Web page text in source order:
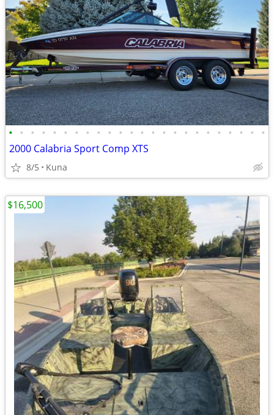
• • • • • • • • • • • • • • • • • • • • • • • •
2000 Calabria Sport Comp XTS
8/5 Kuna
$16,500